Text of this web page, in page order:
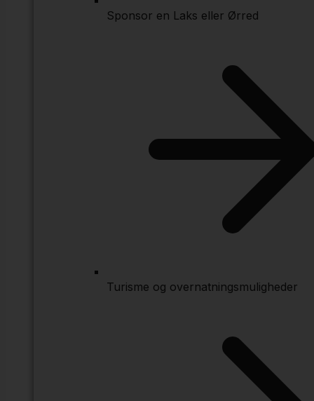
Sponsor en Laks eller Ørred
Turisme og overnatningsmuligheder